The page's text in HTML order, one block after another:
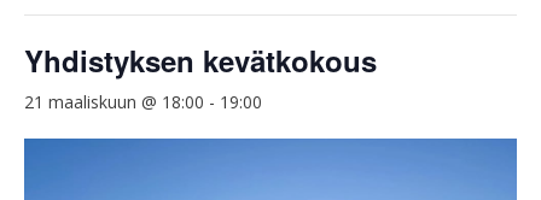
Yhdistyksen kevätkokous
21 maaliskuun @ 18:00 - 19:00